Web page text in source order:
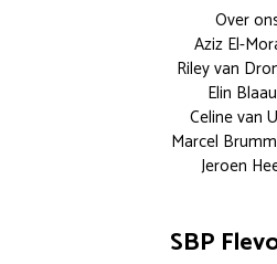
Over
Aziz El-
Riley van
Elin
Celine van
Marcel
Jeroen
SBP